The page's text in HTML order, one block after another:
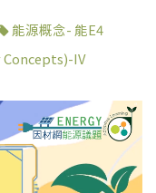
能源概念- 能E4
IV